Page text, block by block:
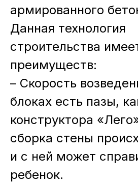
армированного
Данная технология
строительства
преимуществ:
– Скорость
блоках есть пазы,
конструктора
сборка стены
и с ней может
ребенок.